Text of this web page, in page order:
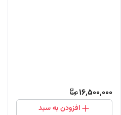
16,500,000
افزودن به سبد